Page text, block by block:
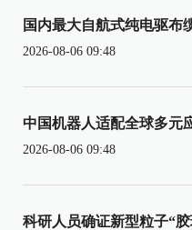
国内最大自航式纯电驱布
2026-08-06 09:48
中国机器人适配全球多元
2026-08-06 09:48
科研人员确证新型粒子“